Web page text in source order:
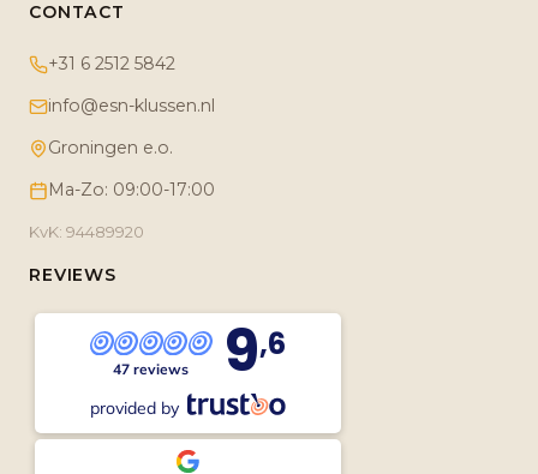
CONTACT
+31 6 2512 5842
info@esn-klussen.nl
Groningen e.o.
Ma-Zo: 09:00-17:00
KvK: 94489920
REVIEWS
47 reviews 9,6
provided by